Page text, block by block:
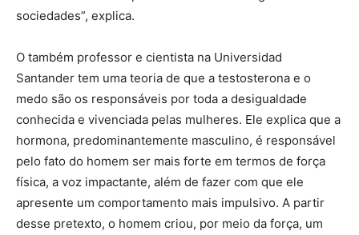
sociedades”, explica.
O também professor e cientista na Universidad
Santander tem uma teoria de que a testosterona e o
medo são os responsáveis por toda a desigualdade
conhecida e vivenciada pelas mulheres. Ele explica que a
hormona, predominantemente masculino, é responsável
pelo fato do homem ser mais forte em termos de força
física, a voz impactante, além de fazer com que ele
apresente um comportamento mais impulsivo. A partir
desse pretexto, o homem criou, por meio da força, um